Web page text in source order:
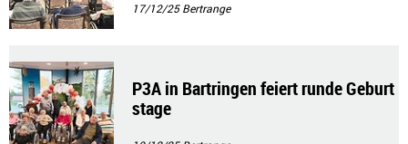
17/12/25Bertrange
P3A in Bartringen feiert runde Geburt
stage